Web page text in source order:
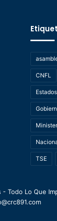
CNFL
TSE
- Todo Lo Que